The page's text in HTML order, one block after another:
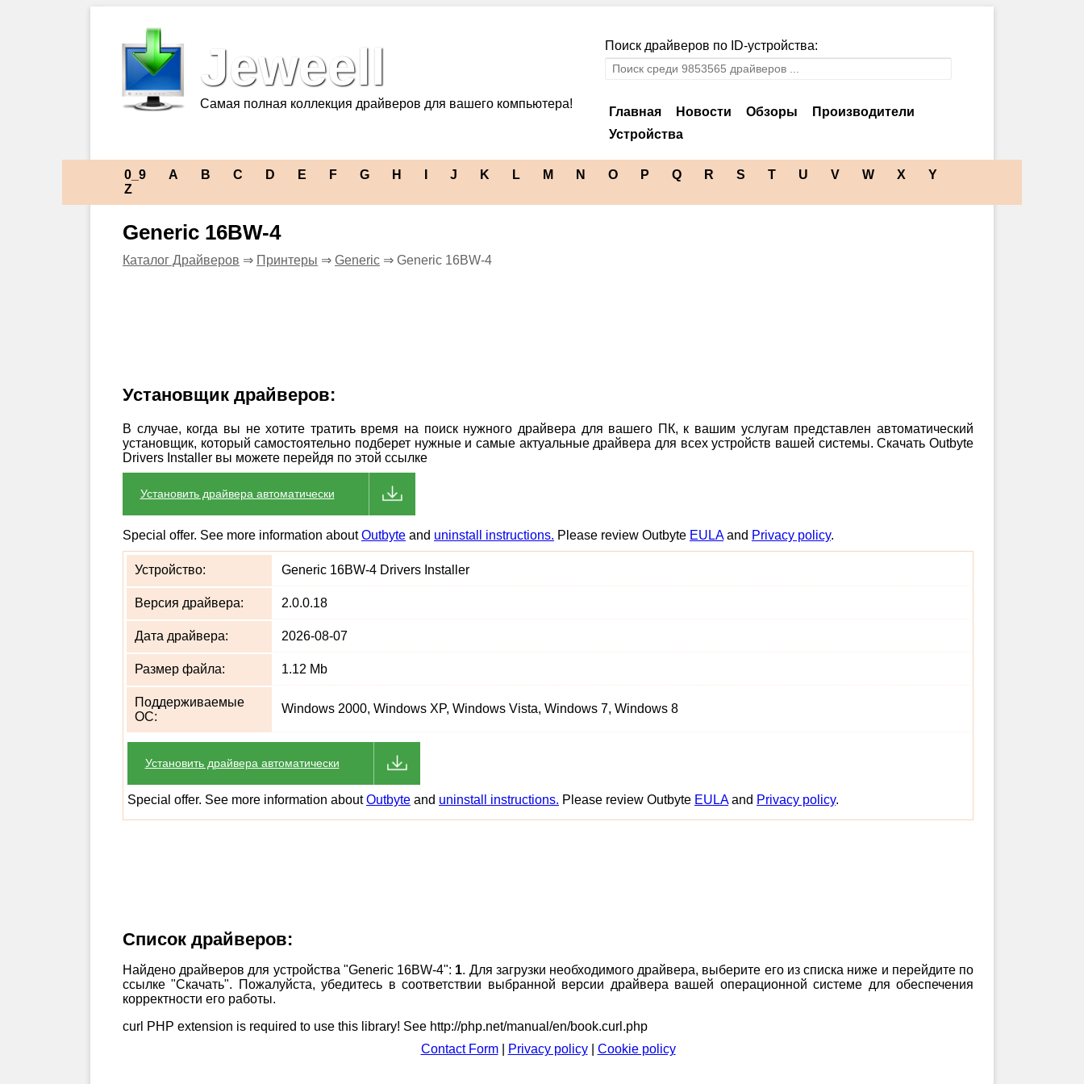
Jeweell
Самая полная коллекция драйверов для вашего компьютера!
Поиск драйверов по ID-устройства:
Главная Новости Обзоры
Производители
Устройства
0_9 A B C D E F G H J K L M N O P Q R S T U V W X
Y
Z
Generic 16BW-4
Каталог Драйверов ⇒ Принтеры ⇒ Generic ⇒ Generic 16BW-4
Установщик драйверов:
В случае, когда вы не хотите тратить время на поиск нужного драйвера для вашего ПК, к вашим услугам представлен автоматический
установщик, который самостоятельно подберет нужные и самые актуальные драйвера для всех устройств вашей системы. Скачать Outbyte
Drivers Installer вы можете перейдя по этой ссылке
Установить драйвера автоматически
Special offer. See more information aboutOutbyte and uninstall instructions. Please review Outbyte EULAand Privacy policy.
Устройство: Generic 16BW-4 Drivers Installer
Версия драйвера: 2.0.0.18
Дата драйвера: 2026-08-07
Размер файла: 1.12 Mb
Поддерживаемые
ОС:
Windows 2000, Windows XP, Windows Vista, Windows 7, Windows 8
Установить драйвера автоматически
Special offer. See more information aboutOutbyte and uninstall instructions. Please review Outbyte EULAand Privacy policy.
Список драйверов:
Найдено драйверов для устройства "Generic 16BW-4": 1. Для загрузки необходимого драйвера, выберите его из списка ниже и перейдите по
ссылке "Скачать". Пожалуйста, убедитесь в соответствии выбранной версии драйвера вашей операционной системе для обеспечения
корректности его работы.
curl PHP extension is required to use this library! See http://php.net/manual/en/book.curl.php
Contact Form| Privacy policy| Cookie policy